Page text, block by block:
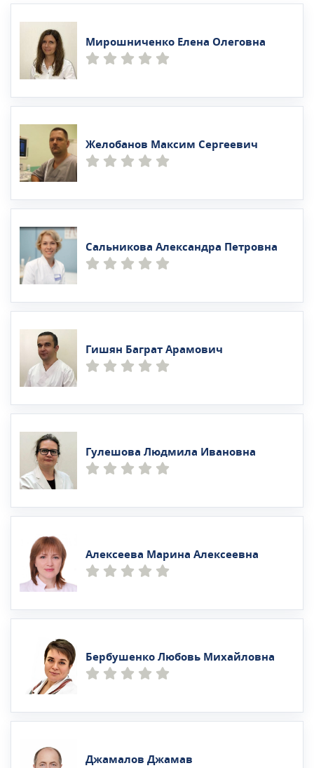
Мирошниченко Елена Олеговна
Желобанов Максим Сергеевич
Сальникова Александра Петровна
Гишян Баграт Арамович
Гулешова Людмила Ивановна
Алексеева Марина Алексеевна
Бербушенко Любовь Михайловна
Джамалов Джамав